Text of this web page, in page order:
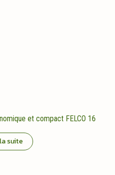
et compact FELCO 16
suite